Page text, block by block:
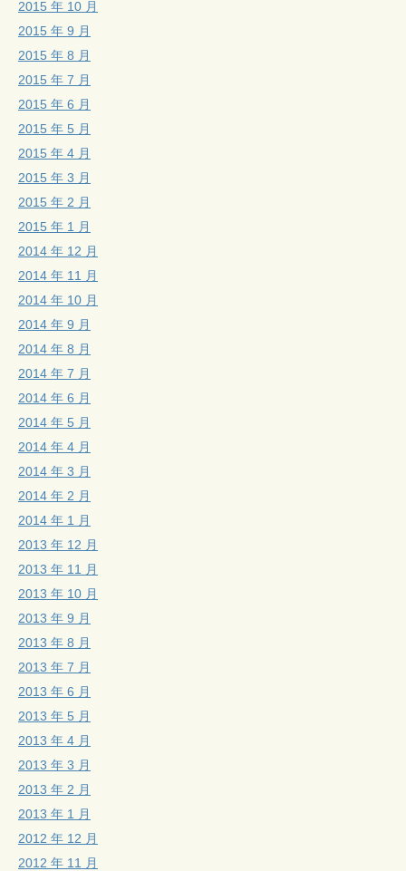
2015 年 10 月
2015 年 9 月
2015 年 8 月
2015 年 7 月
2015 年 6 月
2015 年 5 月
2015 年 4 月
2015 年 3 月
2015 年 2 月
2015 年 1 月
2014 年 12 月
2014 年 11 月
2014 年 10 月
2014 年 9 月
2014 年 8 月
2014 年 7 月
2014 年 6 月
2014 年 5 月
2014 年 4 月
2014 年 3 月
2014 年 2 月
2014 年 1 月
2013 年 12 月
2013 年 11 月
2013 年 10 月
2013 年 9 月
2013 年 8 月
2013 年 7 月
2013 年 6 月
2013 年 5 月
2013 年 4 月
2013 年 3 月
2013 年 2 月
2013 年 1 月
2012 年 12 月
2012 年 11 月